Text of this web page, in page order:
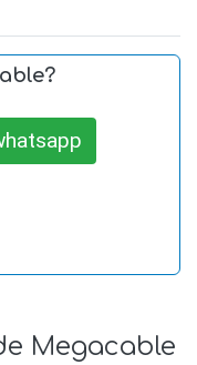
Megacable